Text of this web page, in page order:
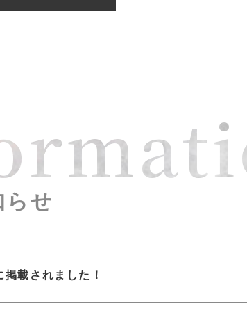
らせ
載されました！